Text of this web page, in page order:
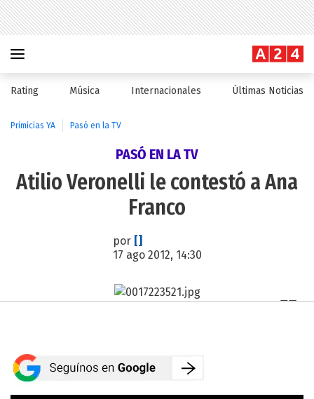
Rating Música Internacionales Últimas Noticias
Primicias YA Pasó en la TV
PASÓ EN LA TV
Atilio Veronelli le contestó a Ana
Franco
por []
17 ago 2012, 14:30